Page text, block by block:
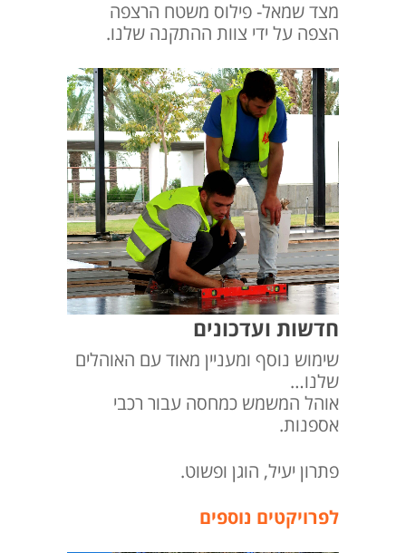
מצד שמאל- פילוס משטח הרצפה
הצפה על ידי צוות ההתקנה שלנו.
חדשות ועדכונים
שימוש נוסף ומעניין מאוד עם האוהלים
שלנו…
אוהל המשמש כמחסה עבור רכבי
אספנות.
פתרון יעיל, הוגן ופשוט.
לפרויקטים נוספים